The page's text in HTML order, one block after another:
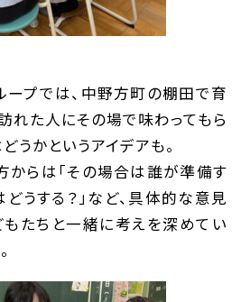
ープでは、中野方町の棚田で育
れた人にその場で味わってもら
うかというアイデアも。
らは「その場合は誰が準備す
どうする？」など、具体的な意見
たちと一緒に考えを深めてい